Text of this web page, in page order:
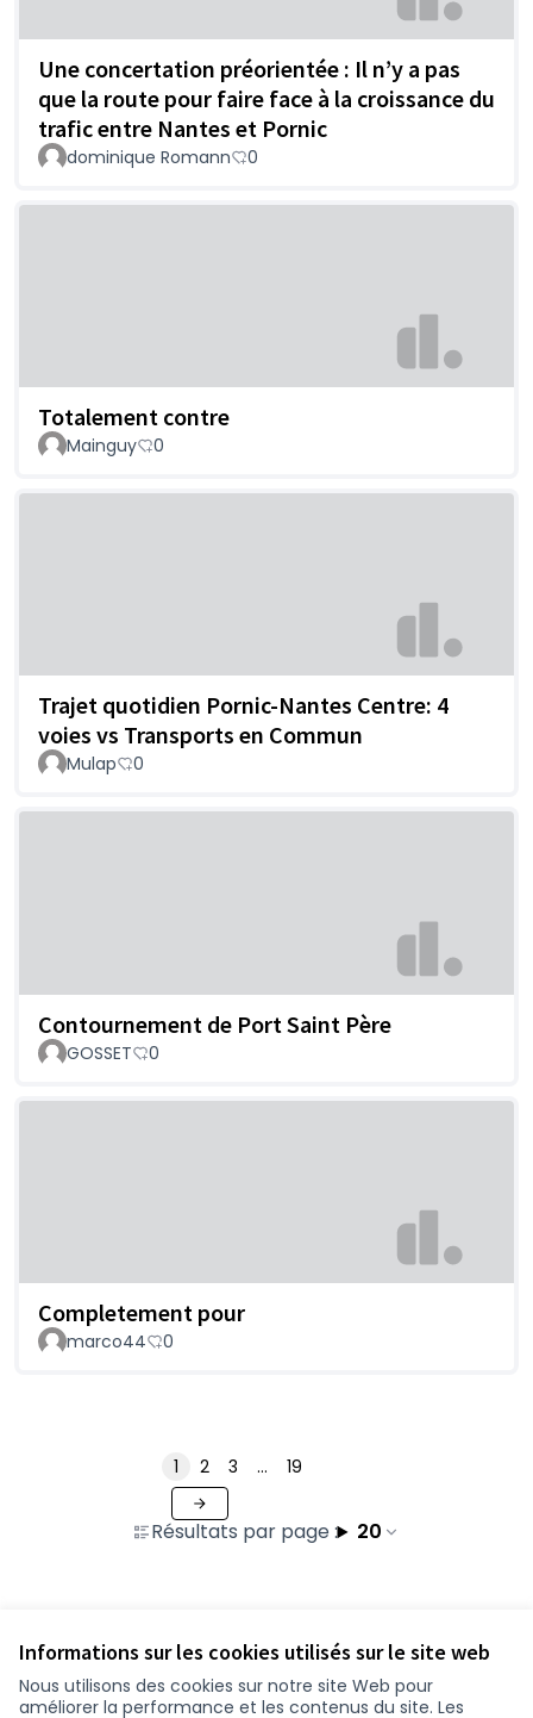
Informations sur les cookies utilisés sur le site web
Nous utilisons des cookies sur notre site Web pour
améliorer la performance et les contenus du site. Les
Une concertation préorientée : Il n’y a pas
que la route pour faire face à la croissance du
trafic entre Nantes et Pornic
dominique Romann 0
Totalement contre
Mainguy 0
Trajet quotidien Pornic-Nantes Centre: 4
voies vs Transports en Commun
Mulap 0
Contournement de Port Saint Père
GOSSET 0
Completement pour
marco44 0
Résultats par page : 20
1 2 3 … 19
Conditions d'utilisation